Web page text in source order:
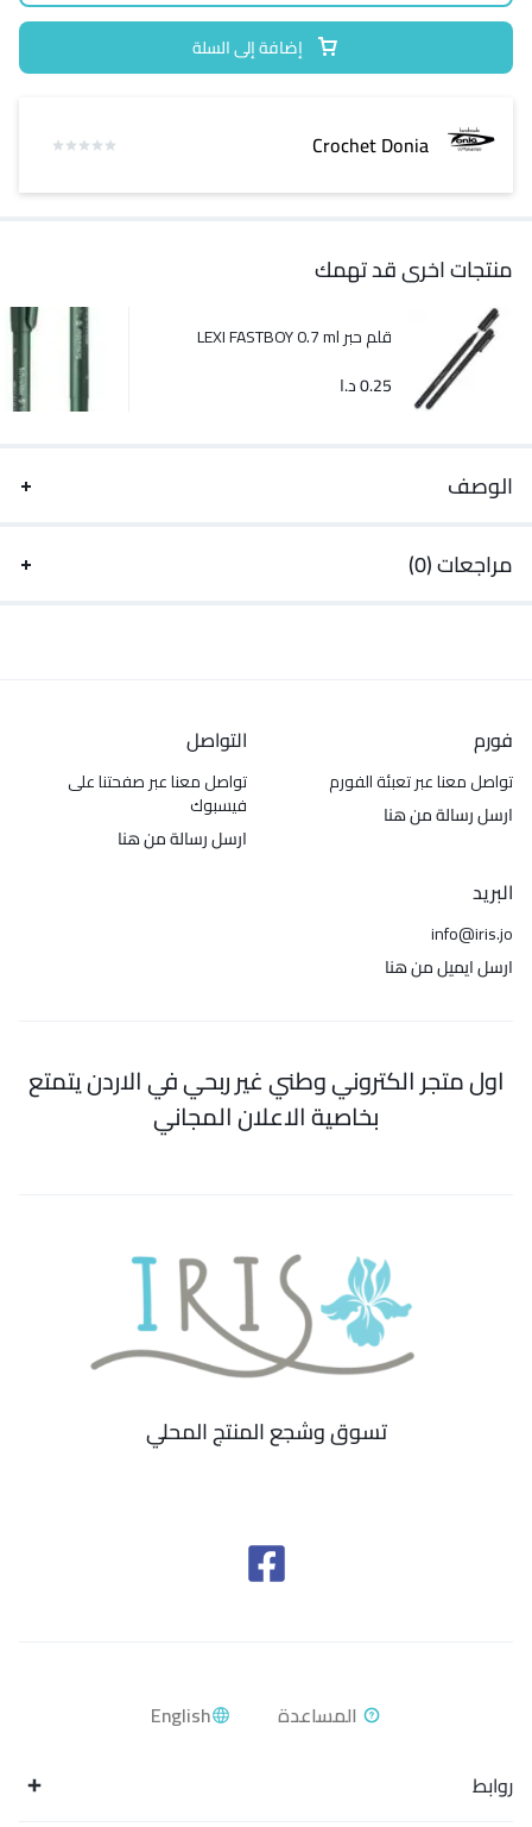
إضافة إلى السلة
Crochet Donia
منتجات اخرى قد تهمك
قلم حبر LEXI FASTBOY 0.7 ml
0.25د.ا
الوصف
مراجعات (0)
فورم
تواصل معنا عبر تعبئة الفورم
ارسل رسالة من هنا
التواصل
تواصل معنا عبر صفحتنا على
فيسبوك
ارسل رسالة من هنا
البريد
info@iris.jo
ارسل ايميل من هنا
اول متجر الكتروني وطني غير ربحي في الاردن يتمتع
بخاصية الاعلان المجاني
تسوق وشجع المنتج المحلي
English
روابط